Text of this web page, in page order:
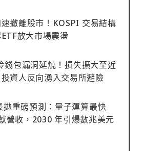
撤離股市！KOSPI 交易結構
放大市場震盪
包漏洞延燒！損失擴大至近
資人反向湧入交易所避險
重磅預測：量子運算最快
營收，2030 年引爆數兆美元